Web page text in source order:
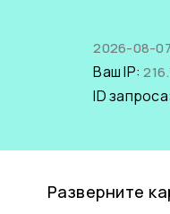
2026-08-
Ваш IP:
ID
Разверните